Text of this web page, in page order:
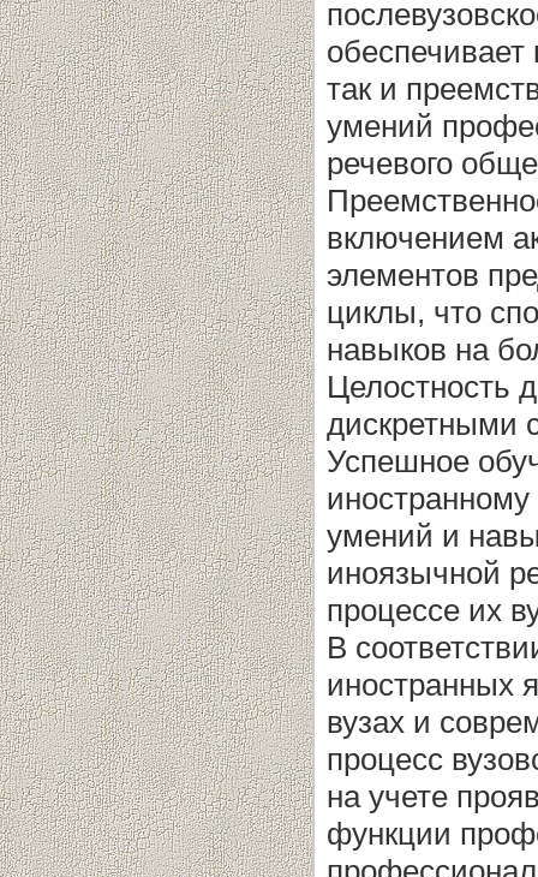
обеспечивает
так и
умений
речевого
включением
элементов
циклы, что
навыков на
Целостность
дискретными
Успешное
умений и
иноязычной
процессе их
В
иностранных
вузах и
процесс
на учете
функции